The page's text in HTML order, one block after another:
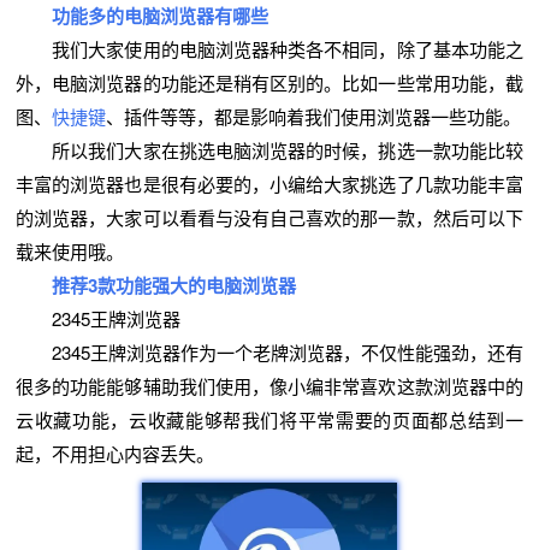
功能多的电脑浏览器有哪些
我们大家使用的电脑浏览器种类各不相同，除了基本功能之
外，电脑浏览器的功能还是稍有区别的。比如一些常用功能，截
图、 快捷键、插件等等，都是影响着我们使用浏览器一些功能。
所以我们大家在挑选电脑浏览器的时候，挑选一款功能比较
丰富的浏览器也是很有必要的，小编给大家挑选了几款功能丰富
的浏览器，大家可以看看与没有自己喜欢的那一款，然后可以下
载来使用哦。
推荐3款功能强大的电脑浏览器
2345王牌浏览器
2345王牌浏览器作为一个老牌浏览器，不仅性能强劲，还有
很多的功能能够辅助我们使用，像小编非常喜欢这款浏览器中的
云收藏功能，云收藏能够帮我们将平常需要的页面都总结到一
起，不用担心内容丢失。